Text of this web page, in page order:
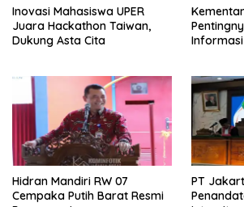
Inovasi Mahasiswa UPER
Juara Hackathon Taiwan,
Dukung Asta Cita
Hidran Mandiri RW 07
Cempaka Putih Barat Resmi
PT